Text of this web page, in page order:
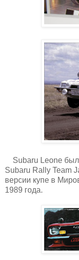
Subaru Leone был
Subaru Rally Team
версии купе в
1989 года.